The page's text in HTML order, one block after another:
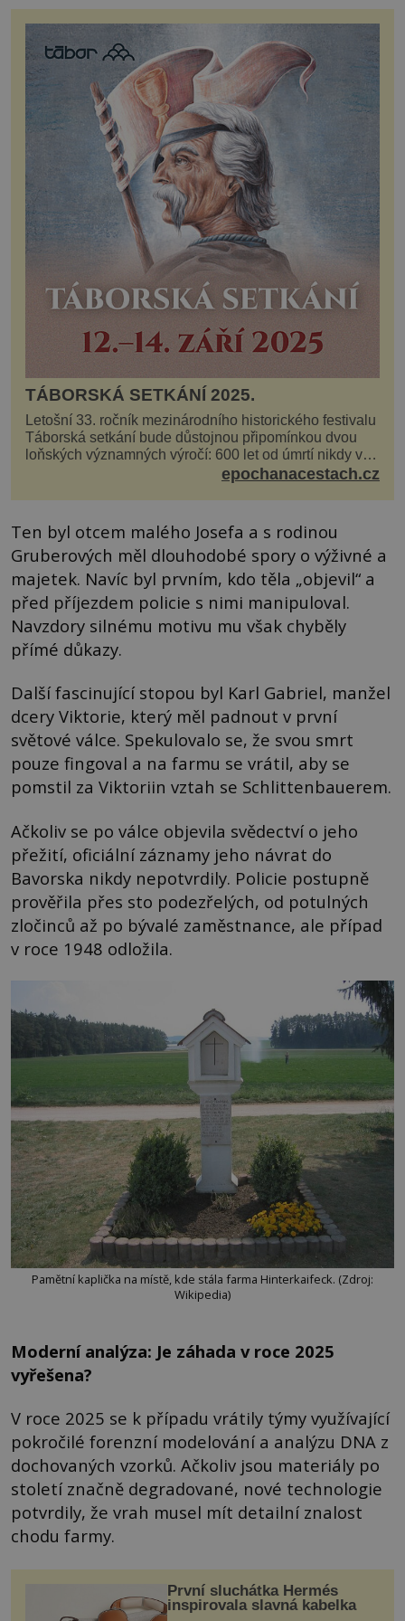
TÁBORSKÁ SETKÁNÍ 2025.
Letošní 33. ročník mezinárodního historického festivalu
Táborská setkání bude důstojnou připomínkou dvou
loňských významných výročí: 600 let od úmrtí nikdy v
poli neporaženého hejtmana Jana Žižky z Tr...
epochanacestach.cz
Ten byl otcem malého Josefa a s rodinou
Gruberových měl dlouhodobé spory o výživné a
majetek. Navíc byl prvním, kdo těla „objevil“ a
před příjezdem policie s nimi manipuloval.
Navzdory silnému motivu mu však chyběly
přímé důkazy.
Další fascinující stopou byl Karl Gabriel, manžel
dcery Viktorie, který měl padnout v první
světové válce. Spekulovalo se, že svou smrt
pouze fingoval a na farmu se vrátil, aby se
pomstil za Viktoriin vztah se Schlittenbauerem.
Ačkoliv se po válce objevila svědectví o jeho
přežití, oficiální záznamy jeho návrat do
Bavorska nikdy nepotvrdily. Policie postupně
prověřila přes sto podezřelých, od potulných
zločinců až po bývalé zaměstnance, ale případ
v roce 1948 odložila.
Pamětní kaplička na místě, kde stála farma Hinterkaifeck. (Zdroj:
Wikipedia)
Moderní analýza: Je záhada v roce 2025
vyřešena?
V roce 2025 se k případu vrátily týmy využívající
pokročilé forenzní modelování a analýzu DNA z
dochovaných vzorků. Ačkoliv jsou materiály po
století značně degradované, nové technologie
potvrdily, že vrah musel mít detailní znalost
chodu farmy.
První sluchátka Hermés
inspirovala slavná kabelka